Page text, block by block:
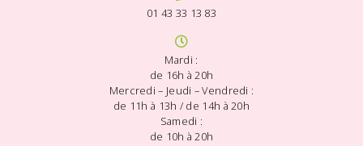
01 43 33 13 83
Mardi :
de 16h à 20h
Mercredi – Jeudi – Vendredi :
de 11h à 13h / de 14h à 20h
Samedi :
de 10h à 20h